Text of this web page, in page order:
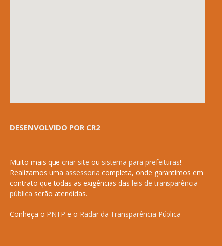
DESENVOLVIDO POR CR2
Muito mais que criar site ou sistema para prefeituras!
Realizamos uma assessoria completa, onde garantimos em
contrato que todas as exigências das leis de transparência
pública serão atendidas.
Conheça o PNTP e o Radar da Transparência Pública